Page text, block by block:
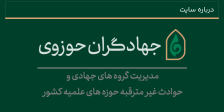
درباره سایت